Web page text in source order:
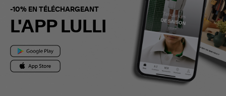
-10% EN TÉLÉCHARGEANT
L'APP LULLI